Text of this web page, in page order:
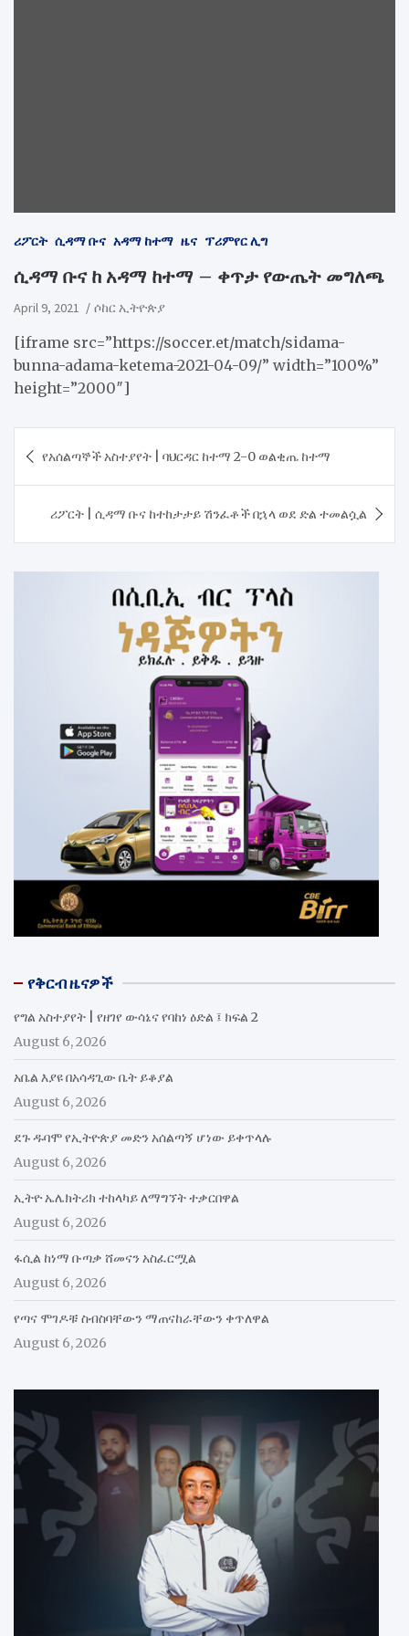
ሪፖርት ሲዳማ ቡና አዳማ ከተማ ዜና ፕሪምየር ሊግ
ሲዳማ ቡና ከ አዳማ ከተማ – ቀጥታ የውጤት መግለጫ
April 9, 2021 ሶከር ኢትዮጵያ
[iframe src=”https://soccer.et/match/sidama-
bunna-adama-ketema-2021-04-09/” width=”100%”
height=”2000″]
navigation
የአሰልጣኞች አስተያየት | ባህርዳር ከተማ 2-0 ወልቂጤ ከተማ
ሪፖርት | ሲዳማ ቡና ከተከታታይ ሽንፈቶች በኋላ ወደ ድል ተመልሷል
የቅርብ ዜናዎች
የግል አስተያየት | የዘገየ ውሳኔና የባከነ ዕድል ፤ ክፍል 2
August 6, 2026
አቤል እያዩ በአሳዳጊው ቤት ይቆያል
August 6, 2026
ደጉ ዱባሞ የኢትዮጵያ መድን አሰልጣኝ ሆነው ይቀጥላሉ
August 6, 2026
ኢትዮ ኤሌክትሪክ ተከላካይ ለማግኘት ተቃርበዋል
August 6, 2026
ፋሲል ከነማ ቡጣቃ ሸመናን አስፈርሟል
August 6, 2026
የጣና ሞገዶቹ ስብስባቸውን ማጠናከራቸውን ቀጥለዋል
August 6, 2026